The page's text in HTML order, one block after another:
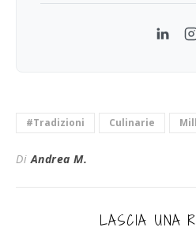
#Tradizioni Culinarie
DiAndrea M.
LASCIA UNA